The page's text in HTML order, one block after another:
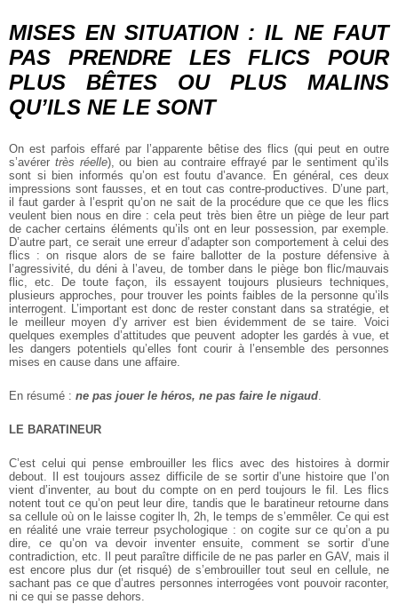
MISES EN SITUATION : IL NE FAUT
PAS PRENDRE LES FLICS POUR
PLUS BÊTES OU PLUS MALINS
QU’ILS NE LE SONT
On est parfois effaré par l’apparente bêtise des flics (qui peut en outre
s’avérer très réelle), ou bien au contraire effrayé par le sentiment qu’ils
sont si bien informés qu’on est foutu d’avance. En général, ces deux
impressions sont fausses, et en tout cas contre-productives. D’une part,
il faut garder à l’esprit qu’on ne sait de la procédure que ce que les flics
veulent bien nous en dire : cela peut très bien être un piège de leur part
de cacher certains éléments qu’ils ont en leur possession, par exemple.
D’autre part, ce serait une erreur d’adapter son comportement à celui des
flics : on risque alors de se faire ballotter de la posture défensive à
l’agressivité, du déni à l’aveu, de tomber dans le piège bon flic/mauvais
flic, etc. De toute façon, ils essayent toujours plusieurs techniques,
plusieurs approches, pour trouver les points faibles de la personne qu’ils
interrogent. L’important est donc de rester constant dans sa stratégie, et
le meilleur moyen d’y arriver est bien évidemment de se taire. Voici
quelques exemples d’attitudes que peuvent adopter les gardés à vue, et
les dangers potentiels qu’elles font courir à l’ensemble des personnes
mises en cause dans une affaire.
En résumé : ne pas jouer le héros, ne pas faire le nigaud
LE BARATINEUR
C’est celui qui pense embrouiller les flics avec des histoires à dormir
debout. Il est toujours assez difficile de se sortir d’une histoire que l’on
vient d’inventer, au bout du compte on en perd toujours le fil. Les flics
notent tout ce qu’on peut leur dire, tandis que le baratineur retourne dans
sa cellule où on le laisse cogiter lh, 2h, le temps de s’emmêler. Ce qui est
en réalité une vraie terreur psychologique : on cogite sur ce qu’on a pu
dire, ce qu’on va devoir inventer ensuite, comment se sortir d’une
contradiction, etc. Il peut paraître difficile de ne pas parler en GAV, mais il
est encore plus dur (et risqué) de s’embrouiller tout seul en cellule, ne
sachant pas ce que d’autres personnes interrogées vont pouvoir raconter,
ni ce qui se passe dehors.